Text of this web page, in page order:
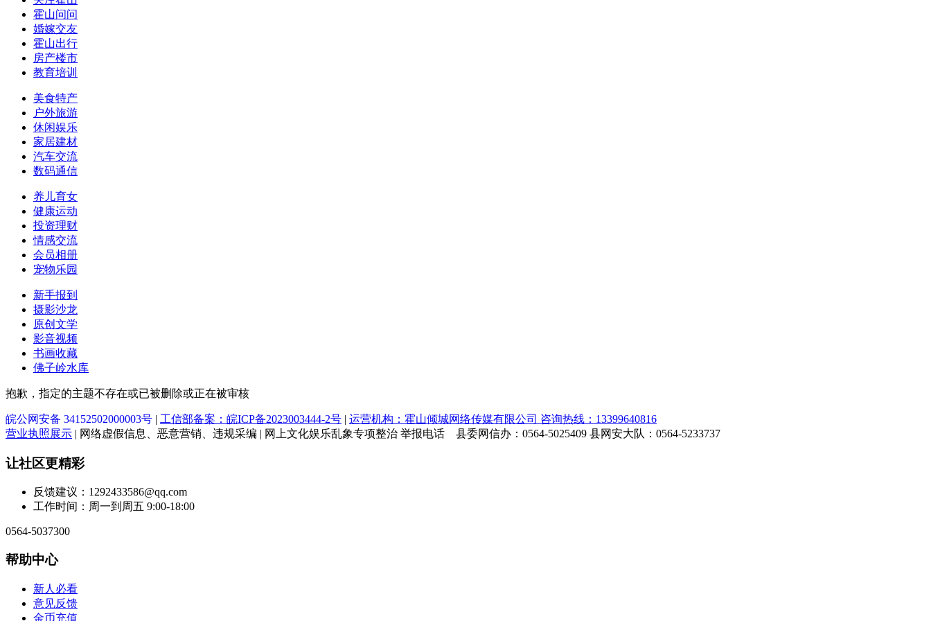
霍山问问
婚嫁交友
霍山出行
房产楼市
教育培训
美食特产
户外旅游
休闲娱乐
家居建材
汽车交流
数码通信
养儿育女
健康运动
投资理财
情感交流
会员相册
宠物乐园
新手报到
摄影沙龙
原创文学
影音视频
书画收藏
佛子岭水库
抱歉，指定的主题不存在或已被删除或正在被审核
皖公网安备 34152502000003号 | 工信部备案：皖ICP备2023003444-2号 | 运营机构：霍山倾城网络传媒有限公司 咨询热线：13399640816
营业执照展示 | 网络虚假信息、恶意营销、违规采编 | 网上文化娱乐乱象专项整治 举报电话 县委网信办：0564-5025409 县网安大队：0564-5233737
让社区更精彩
反馈建议：1292433586@qq.com
工作时间：周一到周五 9:00-18:00
0564-5037300
帮助中心
新人必看
意见反馈
金币充值